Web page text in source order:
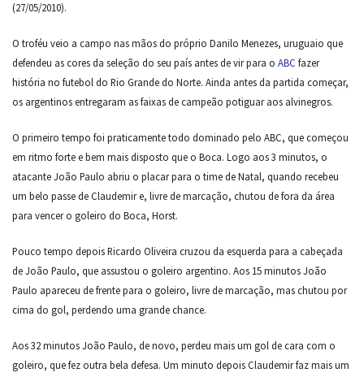
(27/05/2010).
O troféu veio a campo nas mãos do próprio Danilo Menezes, uruguaio que
defendeu as cores da seleção do seu país antes de vir para o ABC fazer
história no futebol do Rio Grande do Norte. Ainda antes da partida começar,
os argentinos entregaram as faixas de campeão potiguar aos alvinegros.
O primeiro tempo foi praticamente todo dominado pelo ABC, que começou
em ritmo forte e bem mais disposto que o Boca. Logo aos 3 minutos, o
atacante João Paulo abriu o placar para o time de Natal, quando recebeu
um belo passe de Claudemir e, livre de marcação, chutou de fora da área
para vencer o goleiro do Boca, Horst.
Pouco tempo depois Ricardo Oliveira cruzou da esquerda para a cabeçada
de João Paulo, que assustou o goleiro argentino. Aos 15 minutos João
Paulo apareceu de frente para o goleiro, livre de marcação, mas chutou por
cima do gol, perdendo uma grande chance.
Aos 32 minutos João Paulo, de novo, perdeu mais um gol de cara com o
goleiro, que fez outra bela defesa. Um minuto depois Claudemir faz mais um